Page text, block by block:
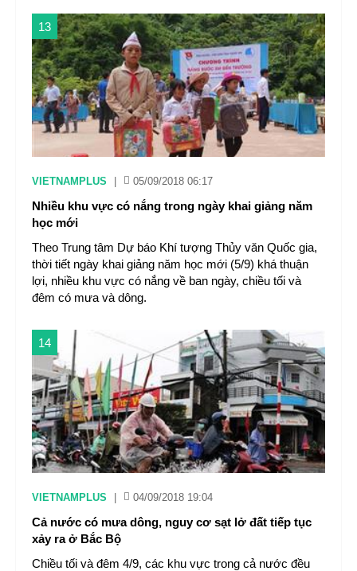
13
VIETNAMPLUS 05/09/2018 06:17
Nhiều khu vực có nắng trong ngày khai giảng năm
học mới
Theo Trung tâm Dự báo Khí tượng Thủy văn Quốc gia,
thời tiết ngày khai giảng năm học mới (5/9) khá thuận
lợi, nhiều khu vực có nắng về ban ngày, chiều tối và
đêm có mưa và dông.
14
VIETNAMPLUS 04/09/2018 19:04
Cả nước có mưa dông, nguy cơ sạt lở đất tiếp tục
xảy ra ở Bắc Bộ
Chiều tối và đêm 4/9, các khu vực trong cả nước đều